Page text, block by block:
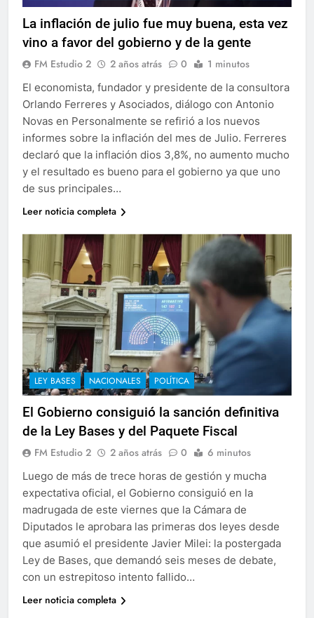
La inflación de julio fue muy buena, esta vez
vino a favor del gobierno y de la gente
FM Estudio 2 2 años atrás 0 1 minutos
El economista, fundador y presidente de la consultora
Orlando Ferreres y Asociados, diálogo con Antonio
Novas en Personalmente se refirió a los nuevos
informes sobre la inflación del mes de Julio. Ferreres
declaró que la inflación dios 3,8%, no aumento mucho
y el resultado es bueno para el gobierno ya que uno
de sus principales…
Leer noticia completa
LEY BASES NACIONALES POLÍTICA
El Gobierno consiguió la sanción definitiva
de la Ley Bases y del Paquete Fiscal
FM Estudio 2 2 años atrás 0 6 minutos
Luego de más de trece horas de gestión y mucha
expectativa oficial, el Gobierno consiguió en la
madrugada de este viernes que la Cámara de
Diputados le aprobara las primeras dos leyes desde
que asumió el presidente Javier Milei: la postergada
Ley de Bases, que demandó seis meses de debate,
con un estrepitoso intento fallido…
Leer noticia completa